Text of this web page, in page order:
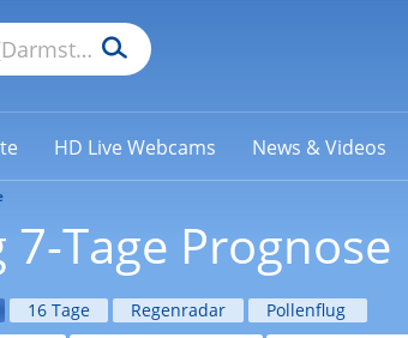
HD Live Webcams News & Videos
Tage Prognose
16 Tage Regenradar Pollenflug